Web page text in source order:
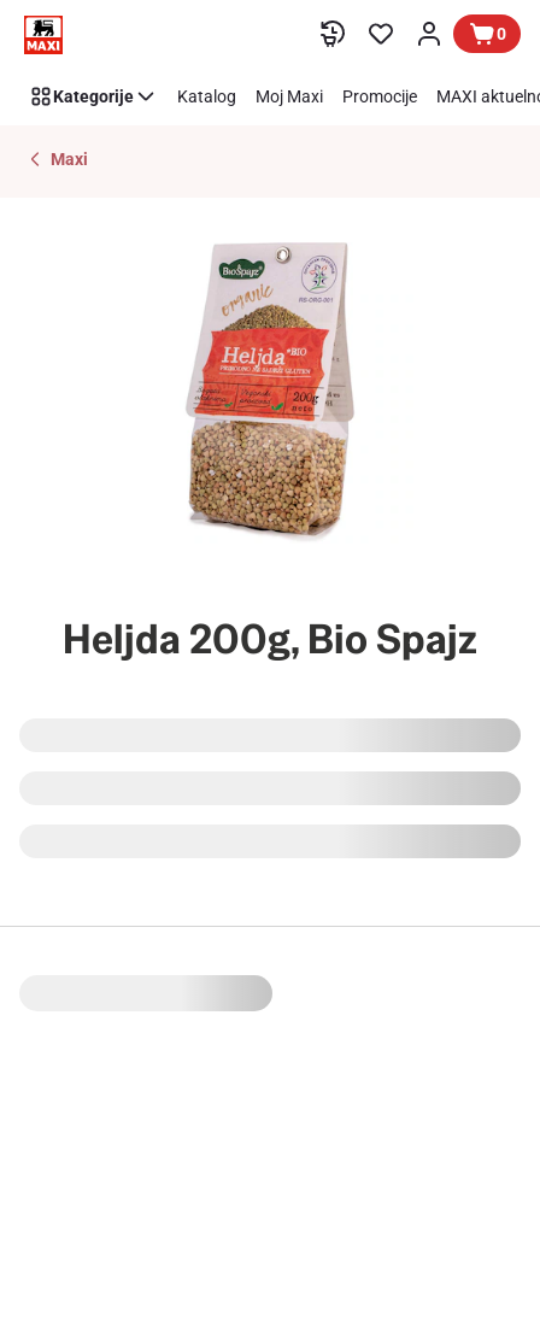
Preskoči link 0
Kategorije Katalog Moj Maxi Promocije MAXI
Maxi
Heljda 200g, Bio Spajz